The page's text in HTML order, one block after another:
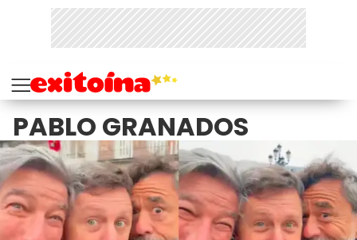
PABLO GRANADOS